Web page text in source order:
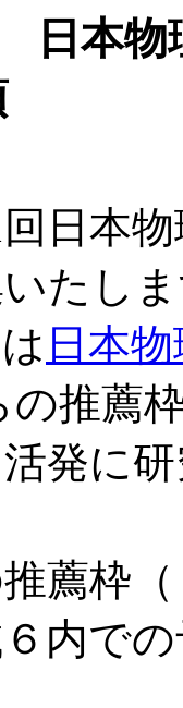
) 日本
日本
たし
日本
の推薦
発に
薦枠
内で